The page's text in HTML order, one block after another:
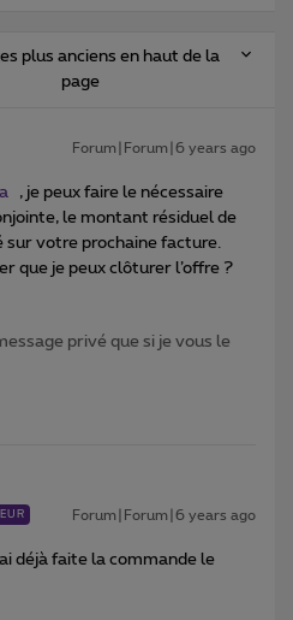
plus anciens en haut de la
page
Forum|Forum|6 years ago
, je peux faire le nécessaire
le montant résiduel de
sur votre prochaine facture.
que je peux clôturer l’offre ?​
privé que si je vous le
Forum|Forum|6 years ago
déjà faite la commande le